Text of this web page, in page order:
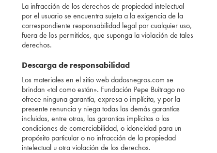
La infracción de los derechos de propiedad intelectual
por el usuario se encuentra sujeta a la exigencia de la
correspondiente responsabilidad legal por cualquier uso,
fuera de los permitidos, que suponga la violación de tales
derechos.
Descarga de responsabilidad
Los materiales en el sitio web dadosnegros.com se
brindan «tal como están». Fundación Pepe Buitrago no
ofrece ninguna garantía, expresa o implícita, y por la
presente renuncia y niega todas las demás garantías
incluidas, entre otras, las garantías implícitas o las
condiciones de comerciabilidad, o idoneidad para un
propósito particular o no infracción de la propiedad
intelectual u otra violación de los derechos.